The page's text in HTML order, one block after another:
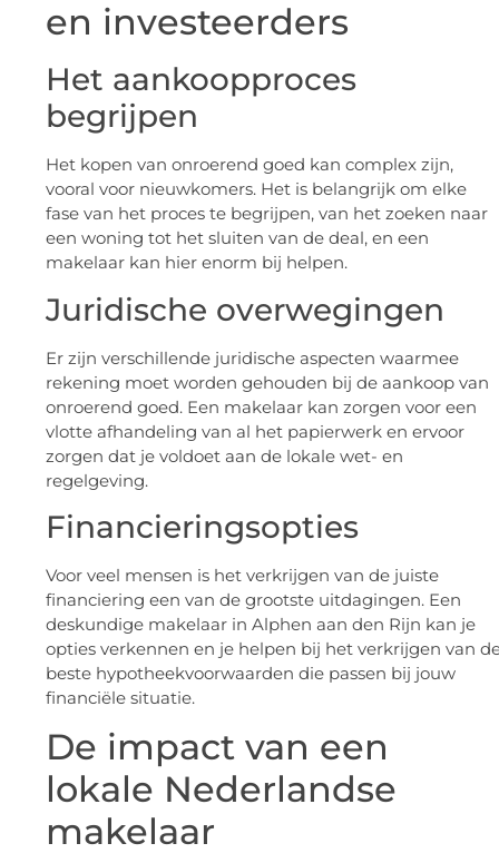
en investeerders
Het aankoopproces
begrijpen
Het kopen van onroerend goed kan complex zijn,
vooral voor nieuwkomers. Het is belangrijk om elke
fase van het proces te begrijpen, van het zoeken naar
een woning tot het sluiten van de deal, en een
makelaar kan hier enorm bij helpen.
Juridische overwegingen
Er zijn verschillende juridische aspecten waarmee
rekening moet worden gehouden bij de aankoop van
onroerend goed. Een makelaar kan zorgen voor een
vlotte afhandeling van al het papierwerk en ervoor
zorgen dat je voldoet aan de lokale wet- en
regelgeving.
Financieringsopties
Voor veel mensen is het verkrijgen van de juiste
financiering een van de grootste uitdagingen. Een
deskundige makelaar in Alphen aan den Rijn kan je
opties verkennen en je helpen bij het verkrijgen van
beste hypotheekvoorwaarden die passen bij jouw
financiële situatie.
De impact van een
lokale Nederlandse
makelaar